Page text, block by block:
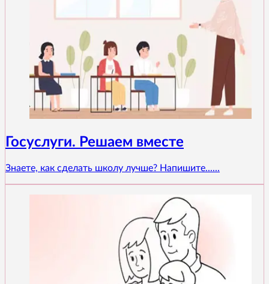
Госуслуги. Решаем вместе
Знаете, как сделать школу лучше? Напишите......